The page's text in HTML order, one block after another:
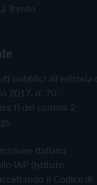
Trento
pubblici all'editoria
2017, n. 70.
f) del comma 2
Italiana
IAP (Istituto
il Codice di